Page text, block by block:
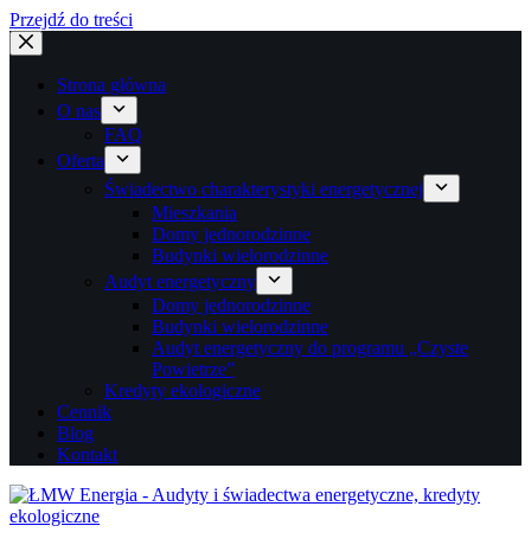
Przejdź do treści
Strona główna
O nas
FAQ
Oferta
Świadectwo charakterystyki energetycznej
Mieszkania
Domy jednorodzinne
Budynki wielorodzinne
Audyt energetyczny
Domy jednorodzinne
Budynki wielorodzinne
Audyt energetyczny do programu „Czyste
Powietrze”
Kredyty ekologiczne
Cennik
Blog
Kontakt